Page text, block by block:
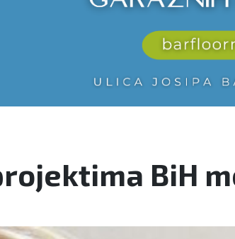
BiH